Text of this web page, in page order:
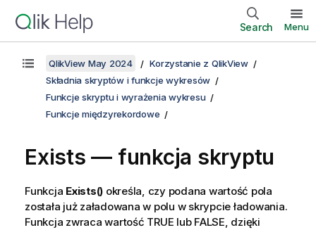
Search Menu
QlikView May 2024
Korzystanie z QlikView
Składnia skryptów i funkcje wykresów
Funkcje skryptu i wyrażenia wykresu
Funkcje międzyrekordowe
Exists — funkcja skryptu
Funkcja Exists() określa, czy podana wartość pola
została już załadowana w polu w skrypcie ładowania.
Funkcja zwraca wartość TRUE lub FALSE, dzięki